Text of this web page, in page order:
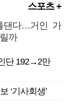
스포츠 +
댄다…거인 가
까
단 192→2만
‘기사회생’